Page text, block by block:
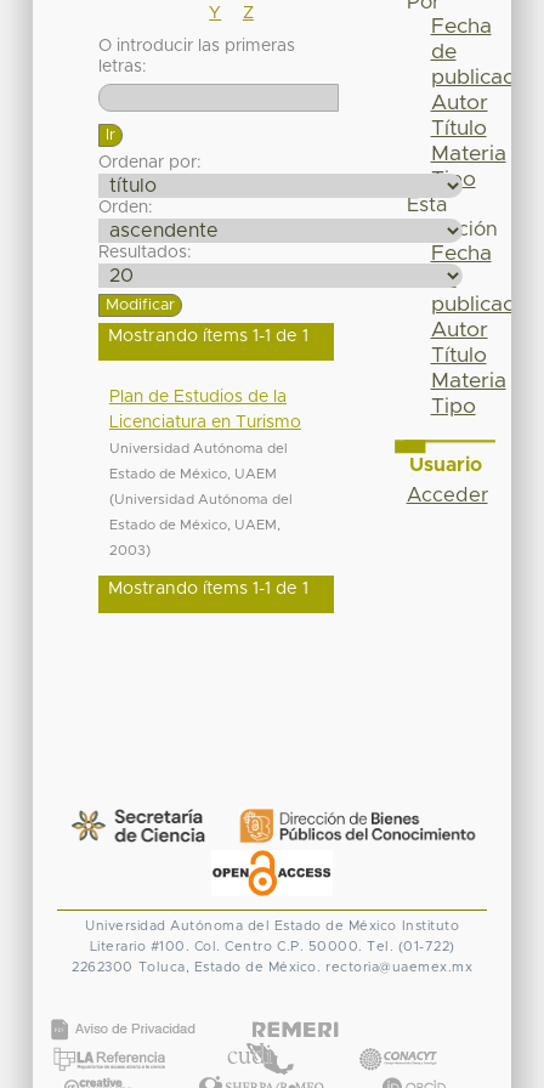
Y
Z
O introducir las primeras
letras:
Ordenar por:
Orden:
Resultados:
Mostrando ítems 1-1 de 1
Plan de Estudios de la
Licenciatura en Turismo
Universidad Autónoma del
Estado de México, UAEM
(Universidad Autónoma del
Estado de México, UAEM
2003)
Mostrando ítems 1-1 de 1
Fecha
de
publicación
Autor
Título
Materia
Tipo
Esta
colección
Fecha
de
publicación
Autor
Título
Materia
Tipo
Usuario
Acceder
Universidad Autónoma del Estado de México
Instituto
Literario #100. Col. Centro C.P. 50000. Tel. (01-722)
2262300 Toluca, Estado de México. rectoria@uaemex.mx